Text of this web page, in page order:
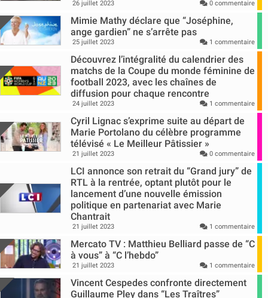
26 juillet 2023 0 commentaire
Mimie Mathy déclare que “Joséphine,
ange gardien” ne s’arrête pas
25 juillet 2023 1 commentaire
Découvrez l’intégralité du calendrier des
matchs de la Coupe du monde féminine de
football 2023, avec les chaînes de
diffusion pour chaque rencontre
24 juillet 2023 1 commentaire
Cyril Lignac s’exprime suite au départ de
Marie Portolano du célèbre programme
télévisé « Le Meilleur Pâtissier »
21 juillet 2023 0 commentaire
LCI annonce son retrait du “Grand jury” de
RTL à la rentrée, optant plutôt pour le
lancement d’une nouvelle émission
politique en partenariat avec Marie
Chantrait
21 juillet 2023 1 commentaire
Mercato TV : Matthieu Belliard passe de “C
à vous” à “C l’hebdo”
21 juillet 2023 1 commentaire
Vincent Cespedes confronte directement
Guillaume Pley dans “Les Traîtres”